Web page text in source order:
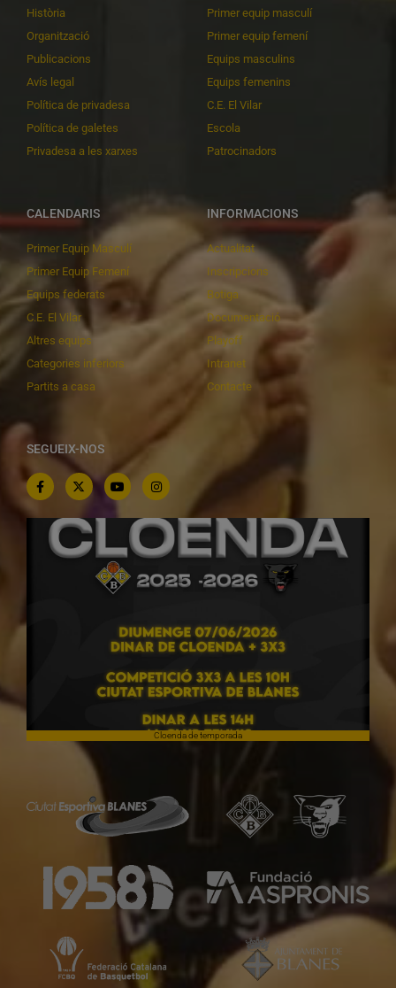
Història
Organització
Publicacions
Avís legal
Política de privadesa
Política de galetes
Privadesa a les xarxes
Primer equip masculí
Primer equip femení
Equips masculins
Equips femenins
C.E. El Vilar
Escola
Patrocinadors
CALENDARIS
Primer Equip Masculí
Primer Equip Femení
Equips federats
C.E. El Vilar
Altres equips
Categories inferiors
Partits a casa
INFORMACIONS
Actualitat
Inscripcions
Botiga
Documentació
Playoff
Intranet
Contacte
SEGUEIX-NOS
Cloenda de temporada